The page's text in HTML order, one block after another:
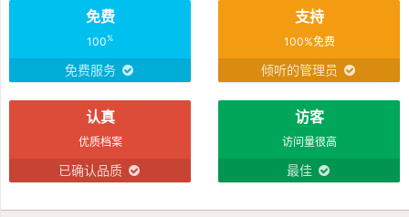
免费
100%
免费服务
支持
100%免费
倾听的管理员
认真
优质档案
已确认品质
访客
访问量很高
最佳